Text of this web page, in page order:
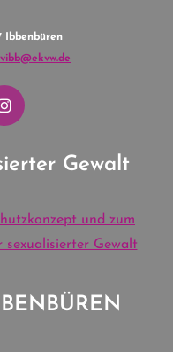
Ibbenbüren
Gewalt
und zum
sexualisierter Gewalt